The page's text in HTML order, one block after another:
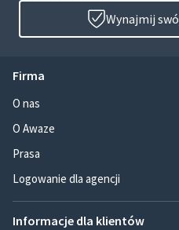
Wynajmij
Firma
O nas
O Awaze
Prasa
Logowanie dla agencji
Informacje dla klientów